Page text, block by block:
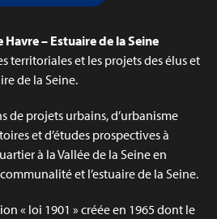
Havre – Estuaire de la Seine
territoriales et les projets des élus et
de la Seine.
de projets urbains, d’urbanisme
et d’études prospectives à
à la Vallée de la Seine en
et l’estuaire de la Seine.
« loi 1901 » créée en 1965 dont le